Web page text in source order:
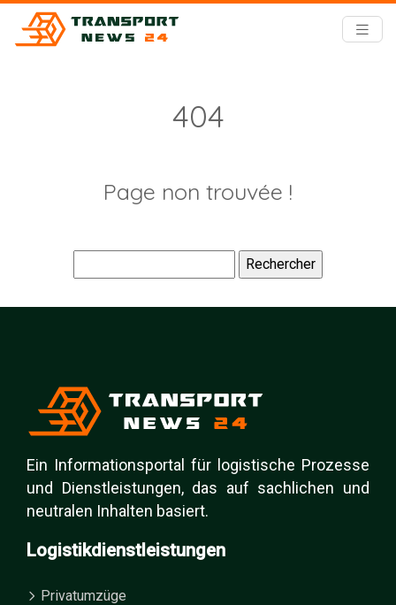
404
Page non trouvée !
Ein Informationsportal für logistische Prozesse
und Dienstleistungen, das auf sachlichen und
neutralen Inhalten basiert.
Logistikdienstleistungen
Privatumzüge